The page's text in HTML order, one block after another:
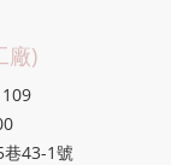
廠)
巷43-1號